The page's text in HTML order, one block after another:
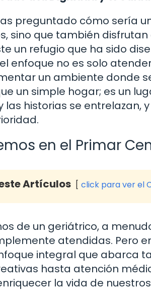
preguntado cómo sería
sino que también
un refugio que ha sido
enfoque no es solo
un ambiente donde
un simple hogar; es un
las historias se
en el Primar
Artículos click para ver el
de un geriátrico, a
atendidas. Pero
integral que abarca
hasta atención
la vida de